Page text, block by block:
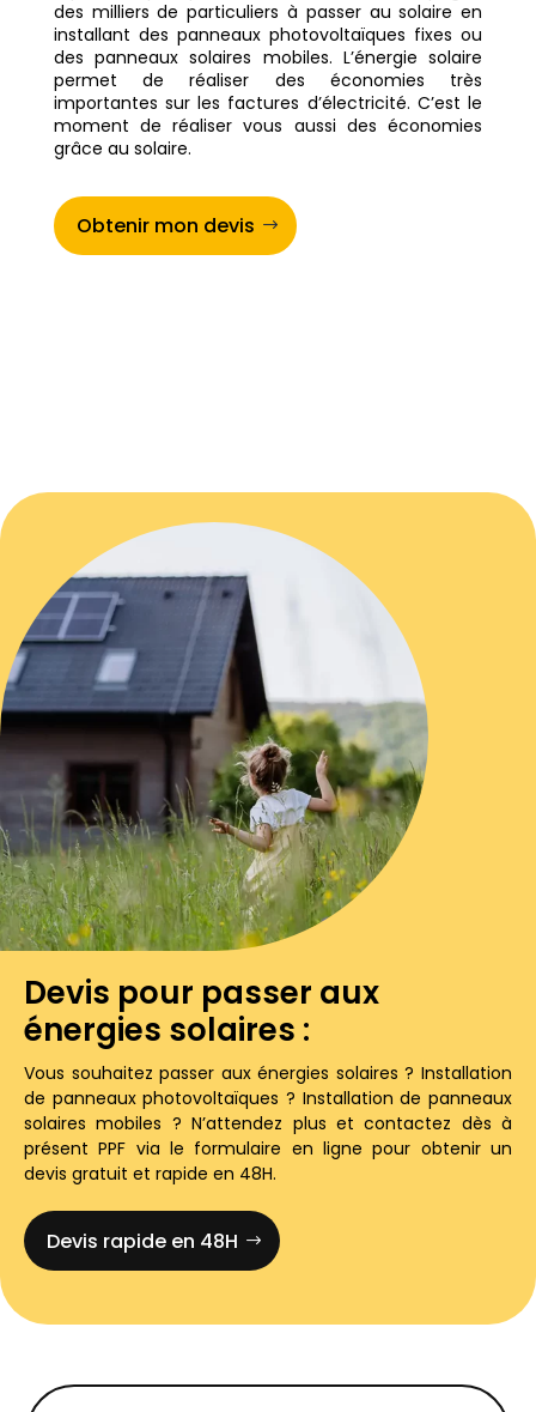
des milliers de particuliers à passer au solaire en
installant des panneaux photovoltaïques fixes ou
des panneaux solaires mobiles. L’énergie solaire
permet de réaliser des économies très
importantes sur les factures d’électricité. C’est le
moment de réaliser vous aussi des économies
grâce au solaire.
Obtenir mon devis
Devis pour passer aux
énergies solaires :
Vous souhaitez passer aux énergies solaires ? Installation
de panneaux photovoltaïques ? Installation de panneaux
solaires mobiles ? N’attendez plus et contactez dès à
présent PPF via le formulaire en ligne pour obtenir un
devis gratuit et rapide en 48H.
Devis rapide en 48H